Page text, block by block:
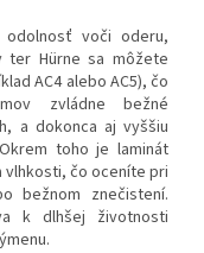
voči oderu,
ter Hürne sa môžete
AC4 alebo AC5), čo
zvládne bežné
a dokonca aj vyššiu
toho je laminát
vlhkosti, čo oceníte pri
bežnom znečistení.
k dlhšej životnosti